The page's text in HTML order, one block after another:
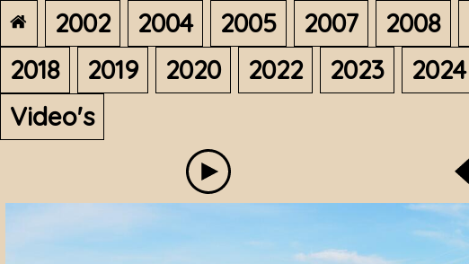
2002 2004 2005 2007 2008
2018
2019 2020 2022 2023 2024
Video's